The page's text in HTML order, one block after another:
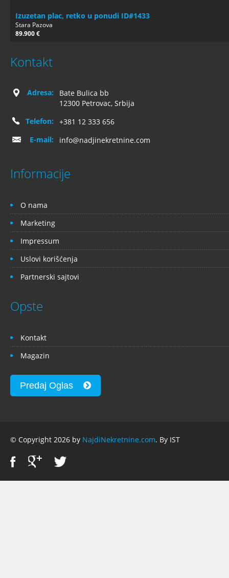
Izuzetan plac, retko u ponudi ID#1433
Stara Pazova
89.900 €
Kontakt
Adresa:
Bate Bulica bb
12300 Petrovac, Srbija
Telefon:
+381 12 333 656
E-mail:
info@nadjinekretnine.com
Informacije
O nama
Marketing
Impressum
Uslovi korišćenja
Partnerski sajtovi
Opste
Kontakt
Magazin
Predaj Oglas
© Copyright 2026 by NajdiNekretnine.com. By IST